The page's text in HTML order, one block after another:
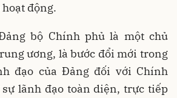
động.
bộ Chính phủ là một chủ
ương, là bước đổi mới trong
đạo của Đảng đối với Chính
lãnh đạo toàn diện, trực tiếp